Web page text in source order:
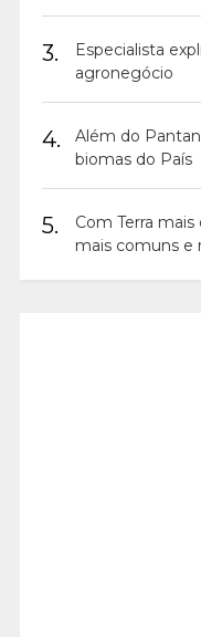
3.
Especialista
agronegócio
4.
Além do
biomas do País
5.
Com Terra
mais comuns e